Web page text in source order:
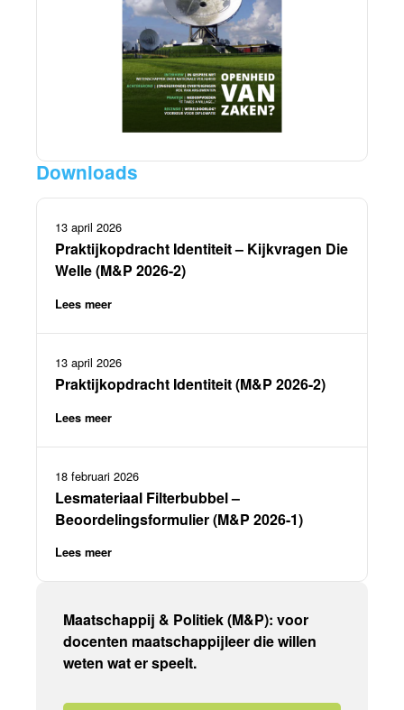
Downloads
13 april 2026
Praktijkopdracht Identiteit – Kijkvragen Die
Welle (M&P 2026-2)
Lees meer
13 april 2026
Praktijkopdracht Identiteit (M&P 2026-2)
Lees meer
18 februari 2026
Lesmateriaal Filterbubbel –
Beoordelingsformulier (M&P 2026-1)
Lees meer
Maatschappij & Politiek (M&P): voor
docenten maatschappijleer die willen
weten wat er speelt.